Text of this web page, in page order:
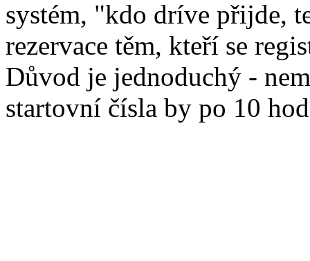
systém, "kdo dríve přijde,
rezervace těm, kteří se
Důvod je jednoduchý -
startovní čísla by po 10